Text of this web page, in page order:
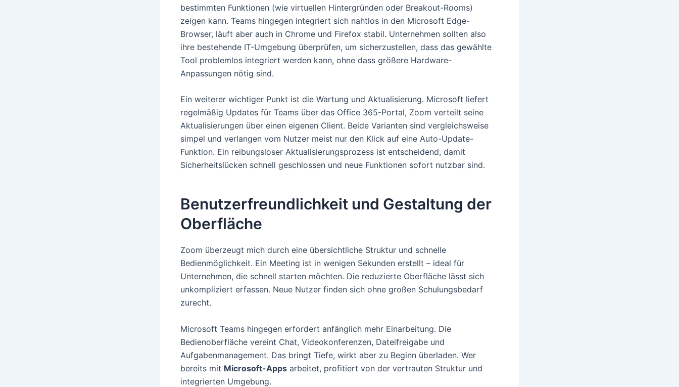
bestimmten Funktionen (wie virtuellen Hintergründen oder Breakout-Rooms)
zeigen kann. Teams hingegen integriert sich nahtlos in den Microsoft Edge-
Browser, läuft aber auch in Chrome und Firefox stabil. Unternehmen sollten also
ihre bestehende IT-Umgebung überprüfen, um sicherzustellen, dass das gewählte
Tool problemlos integriert werden kann, ohne dass größere Hardware-
Anpassungen nötig sind.
Ein weiterer wichtiger Punkt ist die Wartung und Aktualisierung. Microsoft liefert
regelmäßig Updates für Teams über das Office 365-Portal, Zoom verteilt seine
Aktualisierungen über einen eigenen Client. Beide Varianten sind vergleichsweise
simpel und verlangen vom Nutzer meist nur den Klick auf eine Auto-Update-
Funktion. Ein reibungsloser Aktualisierungsprozess ist entscheidend, damit
Sicherheitslücken schnell geschlossen und neue Funktionen sofort nutzbar sind.
Benutzerfreundlichkeit und Gestaltung der
Oberfläche
Zoom überzeugt mich durch eine übersichtliche Struktur und schnelle
Bedienmöglichkeit. Ein Meeting ist in wenigen Sekunden erstellt – ideal für
Unternehmen, die schnell starten möchten. Die reduzierte Oberfläche lässt sich
unkompliziert erfassen. Neue Nutzer finden sich ohne großen Schulungsbedarf
zurecht.
Microsoft Teams hingegen erfordert anfänglich mehr Einarbeitung. Die
Bedienoberfläche vereint Chat, Videokonferenzen, Dateifreigabe und
Aufgabenmanagement. Das bringt Tiefe, wirkt aber zu Beginn überladen. Wer
bereits mit Microsoft-Apps arbeitet, profitiert von der vertrauten Struktur und
integrierten Umgebung.